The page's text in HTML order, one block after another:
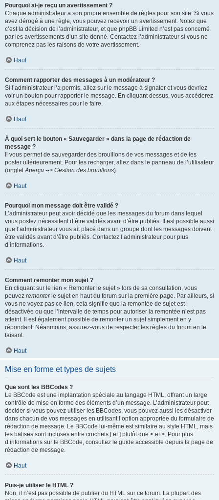
Pourquoi ai-je reçu un avertissement ?
Chaque administrateur a son propre ensemble de règles pour son site. Si vous
avez dérogé à une règle, vous pouvez recevoir un avertissement. Notez que
c’est la décision de l’administrateur, et que phpBB Limited n’est pas concerné
par les avertissements d’un site donné. Contactez l’administrateur si vous ne
comprenez pas les raisons de votre avertissement.
Haut
Comment rapporter des messages à un modérateur ?
Si l’administrateur l’a permis, allez sur le message à signaler et vous devriez
voir un bouton pour rapporter le message. En cliquant dessus, vous accéderez
aux étapes nécessaires pour le faire.
Haut
À quoi sert le bouton « Sauvegarder » dans la page de rédaction de
message ?
Il vous permet de sauvegarder des brouillons de vos messages et de les
poster ultérieurement. Pour les recharger, allez dans le panneau de l’utilisateur
(ongletAperçu --> Gestion des brouillons).
Haut
Pourquoi mon message doit être validé ?
L’administrateur peut avoir décidé que les messages du forum dans lequel
vous postez nécessitent d’être validés avant d’être publiés. Il est possible aussi
que l’administrateur vous ait placé dans un groupe dont les messages doivent
être validés avant d’être publiés. Contactez l’administrateur pour plus
d’informations.
Haut
Comment remonter mon sujet ?
En cliquant sur le lien « Remonter le sujet » lors de sa consultation, vous
pouvez remonterle sujet en haut du forum sur la première page. Par ailleurs, si
vous ne voyez pas ce lien, cela signifie que la remontée de sujet est
désactivée ou que l’intervalle de temps pour autoriser la remontée n’est pas
atteint. Il est également possible de remonter un sujet simplement en y
répondant. Néanmoins, assurez-vous de respecter les règles du forum en le
faisant.
Haut
Mise en forme et types de sujets
Que sont les BBCodes ?
Le BBCode est une implantation spéciale au langage HTML, offrant un large
contrôle de mise en forme des éléments d’un message. L’administrateur peut
décider si vous pouvez utiliser les BBCodes, vous pouvez aussi les désactiver
dans chacun de vos messages en utilisant l’option appropriée du formulaire de
rédaction de message. Le BBCode lui-même est similaire au style HTML, mais
les balises sont incluses entre crochets [ et ] plutôt que < et >. Pour plus
d’informations sur le BBCode, consultez le guide accessible depuis la page de
rédaction de message.
Haut
Puis-je utiliser le HTML ?
Non, il n’est pas possible de publier du HTML sur ce forum. La plupart des